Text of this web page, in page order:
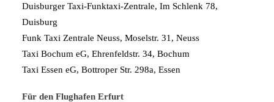
Duisburger Taxi-Funktaxi-Zentrale, Im Schlenk 78,
Duisburg
Funk Taxi Zentrale Neuss, Moselstr. 31, Neuss
Taxi Bochum eG, Ehrenfeldstr. 34, Bochum
Taxi Essen eG, Bottroper Str. 298a, Essen
Für den Flughafen Erfurt